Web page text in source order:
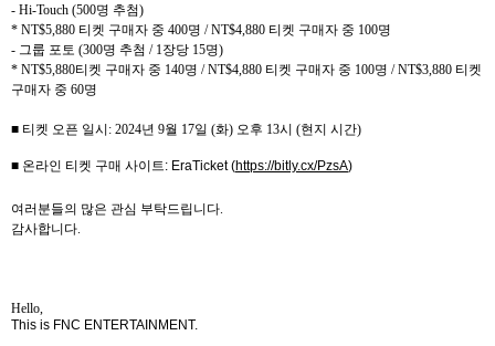
- Hi-Touch (500명 추첨)
* NT$5,880 티켓 구매자 중 400명 / NT$4,880 티켓 구매자 중 100명
- 그룹 포토 (300명 추첨 / 1장당 15명)
* NT$5,880티켓 구매자 중 140명 / NT$4,880 티켓 구매자 중 100명 / NT$3,880 티켓
구매자 중 60명
■ 티켓 오픈 일시: 2024년 9월 17일 (화) 오후 13시 (현지 시간)
■ 온라인 티켓 구매 사이트: EraTicket (https://bitly.cx/PzsA)
여러분들의 많은 관심 부탁드립니다.
감사합니다.
Hello,
This is FNC ENTERTAINMENT.